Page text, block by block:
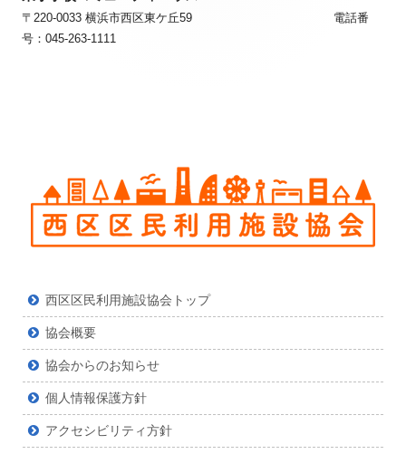
ー・
コ
ー・
コ
〒220-0033 横浜市西区東ケ丘59 電話番
号：045-263-1111
西区区民利用施設協会トップ
協会概要
協会からのお知らせ
個人情報保護方針
アクセシビリティ方針